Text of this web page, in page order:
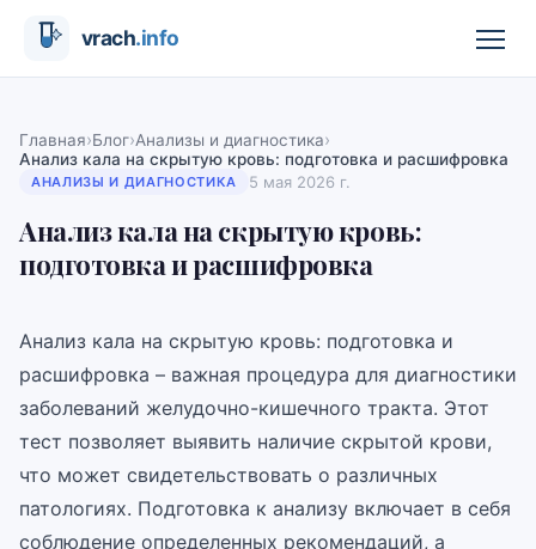
Главная›Блог›Анализы и диагностика›
Анализ кала на скрытую кровь: подготовка и расшифровка
АНАЛИЗЫ И ДИАГНОСТИКА 5 мая 2026 г.
Анализ кала на скрытую кровь:
подготовка и расшифровка
Анализ кала на скрытую кровь: подготовка и
расшифровка – важная процедура для диагностики
заболеваний желудочно-кишечного тракта. Этот
тест позволяет выявить наличие скрытой крови,
что может свидетельствовать о различных
патологиях. Подготовка к анализу включает в себя
соблюдение определенных рекомендаций, а